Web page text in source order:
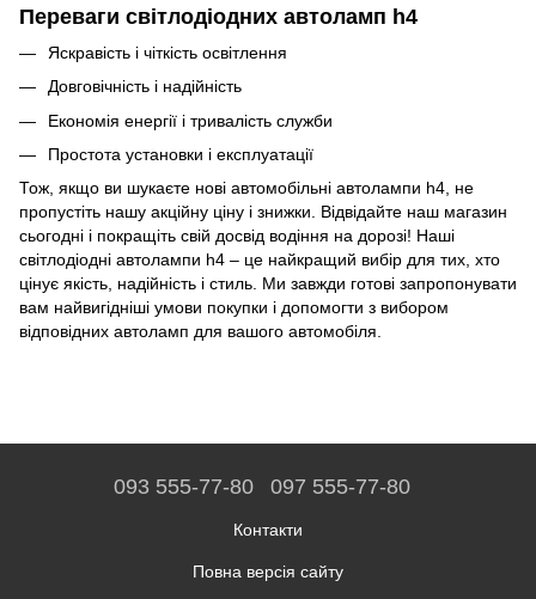
Переваги світлодіодних автоламп h4
Яскравість і чіткість освітлення
Довговічність і надійність
Економія енергії і тривалість служби
Простота установки і експлуатації
Тож, якщо ви шукаєте нові автомобільні автолампи h4, не
пропустіть нашу акційну ціну і знижки. Відвідайте наш магазин
сьогодні і покращіть свій досвід водіння на дорозі! Наші
світлодіодні автолампи h4 – це найкращий вибір для тих, хто
цінує якість, надійність і стиль. Ми завжди готові запропонувати
вам найвигідніші умови покупки і допомогти з вибором
відповідних автоламп для вашого автомобіля.
093 555-77-80 097 555-77-80
Контакти
Повна версія сайту